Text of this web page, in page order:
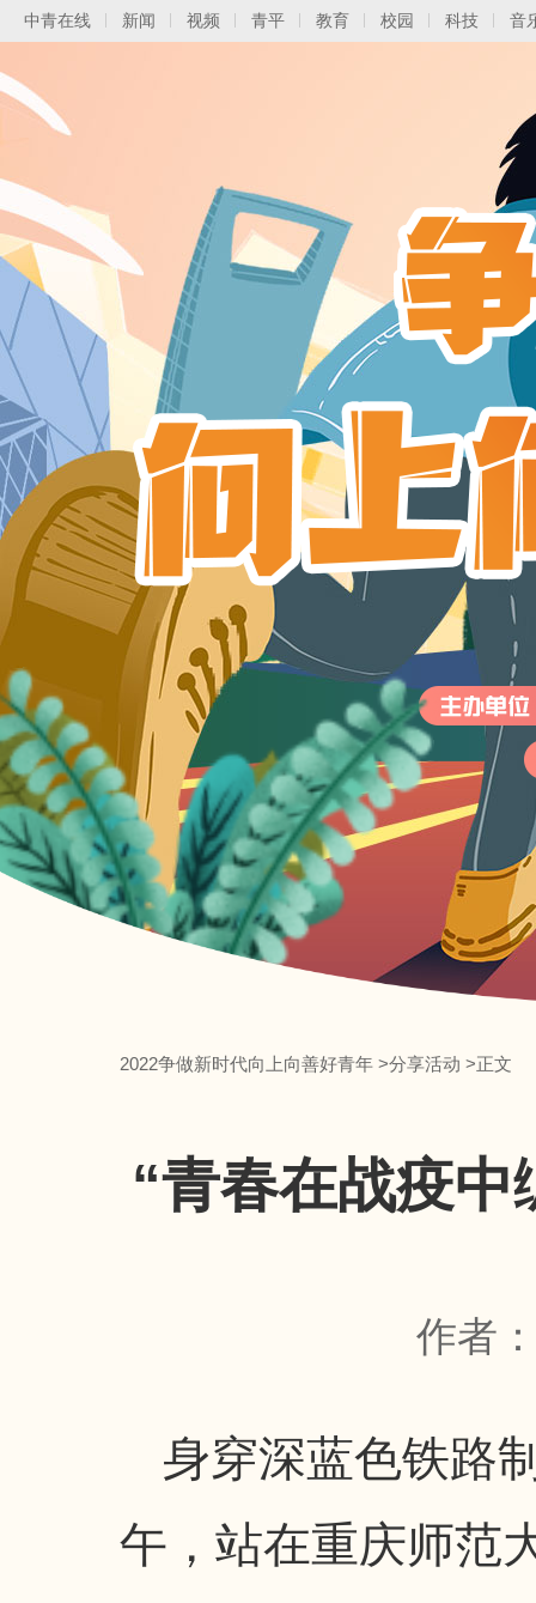
中青在线 新闻 视频 青平 教育 校园 科技 音
2022争做新时代向上向善好青年 >分享活动 >正文
“青春在战疫
作者
身穿深蓝色铁路
午，站在重庆师范